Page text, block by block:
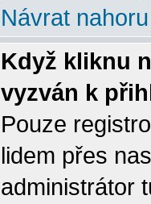
Návrat nahoru
Když kliknu
vyzván k
Pouze
lidem přes
administrátor